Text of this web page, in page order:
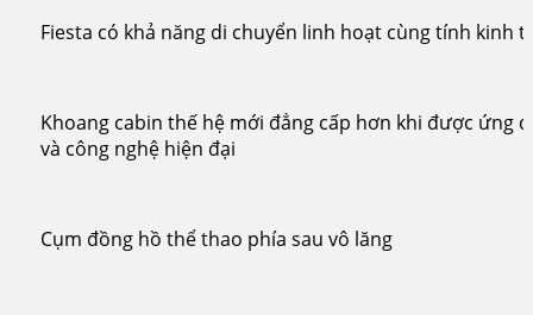
Fiesta có khả năng di chuyển linh hoạt cùng tính kinh
Khoang cabin thế hệ mới đẳng cấp hơn khi được ứng
và công nghệ hiện đại
Cụm đồng hồ thể thao phía sau vô lăng